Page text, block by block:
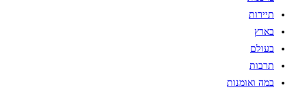
תיירות
בארץ
בעולם
תרבות
במה ואומנות